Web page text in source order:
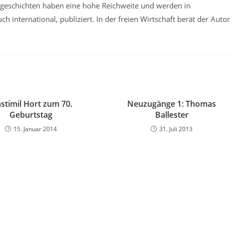
haben eine hohe Reichweite und werden in
international, publiziert. In der freien Wirtschaft berät der Autor
Hort zum 70.
Geburtstag
15. Januar 2014
Neuzugänge 1: Thomas
Ballester
31. Juli 2013